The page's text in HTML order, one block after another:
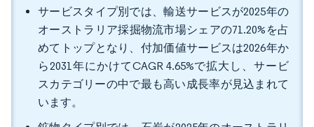
サービスタイプ別では、輸送サービスが2025年の
オーストラリア採掘物流市場シェアの71.20%を占
めてトップとなり、付加価値サービスは2026年か
ら2031年にかけてCAGR 4.65%で拡大し、サービ
スカテゴリーの中で最も高い成長率が見込まれて
います。